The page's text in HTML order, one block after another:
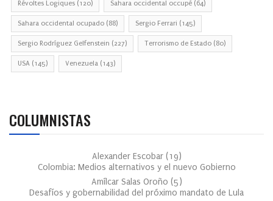
Révoltes Logiques (120) Sahara occidental occupé (64)
Sahara occidental ocupado (88) Sergio Ferrari (145)
Sergio Rodríguez Gelfenstein (227) Terrorismo de Estado (80)
USA (145) Venezuela (143)
COLUMNISTAS
Alexander Escobar (19)
Colombia: Medios alternativos y el nuevo Gobierno
Amílcar Salas Oroño (5)
Desafíos y gobernabilidad del próximo mandato de Lula